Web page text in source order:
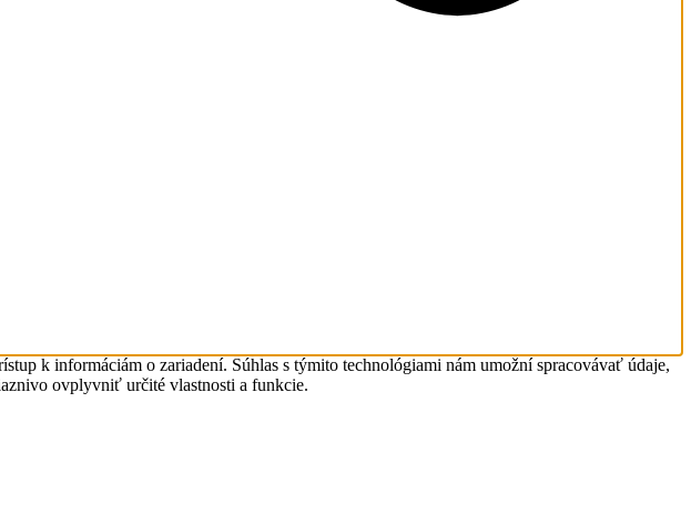
k informáciám o zariadení. Súhlas s týmito technológiami nám umožní spracovávať údaje,
ovplyvniť určité vlastnosti a funkcie.